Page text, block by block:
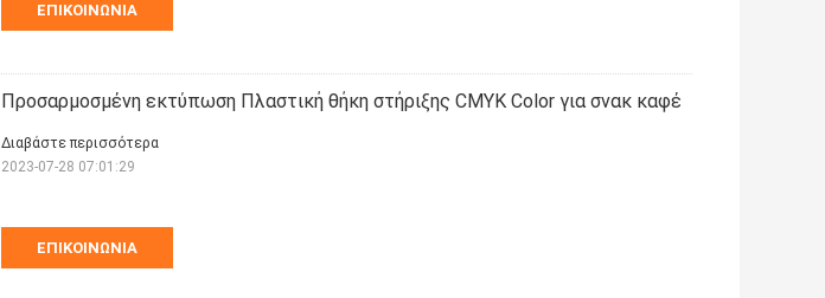
ΕΠΙΚΟΙΝΩΝΊΑ
Προσαρμοσμένη εκτύπωση Πλαστική θήκη στήριξης CMYK Color για σνακ καφέ
ΕΠΙΚΟΙΝΩΝΊΑ
Διαβάστε περισσότερα
2023-07-28 07:01:29